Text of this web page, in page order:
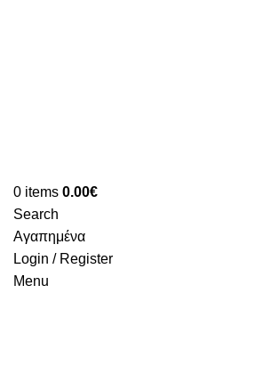
0 items 0.00€
Search
Αγαπημένα
Login / Register
Menu